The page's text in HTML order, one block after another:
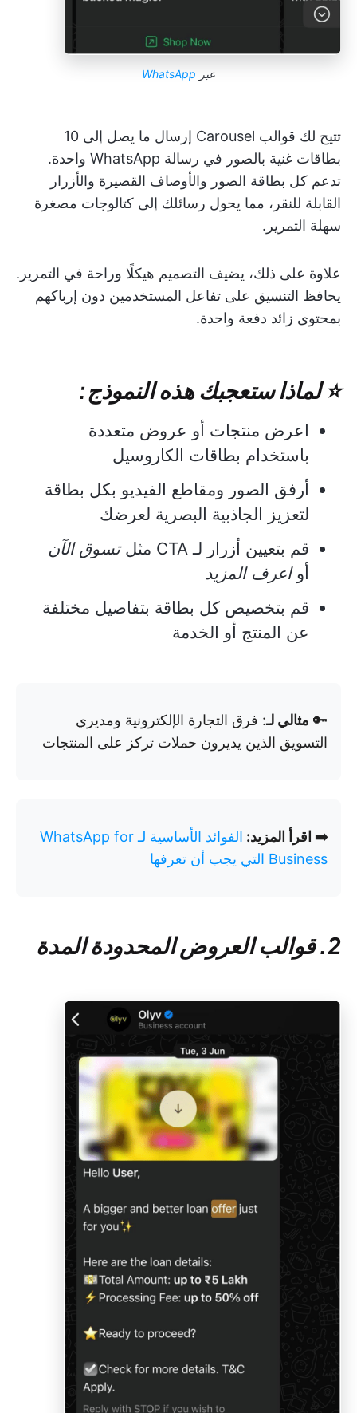
عبر WhatsApp
تتيح لك قوالب Carousel إرسال ما يصل إلى 10
بطاقات غنية بالصور في رسالة WhatsApp واحدة.
تدعم كل بطاقة الصور والأوصاف القصيرة والأزرار
القابلة للنقر، مما يحول رسائلك إلى كتالوجات مصغرة
سهلة التمرير.
علاوة على ذلك، يضيف التصميم هيكلًا وراحة في التمرير.
يحافظ التنسيق على تفاعل المستخدمين دون إرباكهم
بمحتوى زائد دفعة واحدة.
⭐ لماذا ستعجبك هذه النموذج:
اعرض منتجات أو عروض متعددة
باستخدام بطاقات الكاروسيل
أرفق الصور ومقاطع الفيديو بكل بطاقة
لتعزيز الجاذبية البصرية لعرضك
قم بتعيين أزرار لـ CTA مثل
تسوق الآن
أواعرف المزيد
قم بتخصيص كل بطاقة بتفاصيل مختلفة
عن المنتج أو الخدمة
🔑 مثالي لـ: فرق التجارة الإلكترونية ومديري
التسويق الذين يديرون حملات تركز على المنتجات
➡️ اقرأ المزيد:
الفوائد الأساسية لـ WhatsApp for
Business التي يجب أن تعرفها
2. قوالب العروض المحدودة المدة